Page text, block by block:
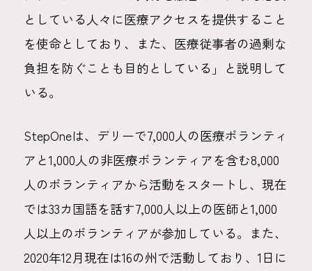
としている人々に医療アクセスを提供すること
を使命としており、また、医療従事者の過剰な
負担を防ぐことも目的としている」と説明して
いる。
StepOneは、デリーで7,000人の医療ボランティ
アと1,000人の非医療ボランティアを含む8,000
人のボランティアから活動をスタートし、現在
では33カ国語を話す7,000人以上の医師と1,000
人以上のボランティアが参加している。また、
2020年12月現在は16の州で活動しており、1日に